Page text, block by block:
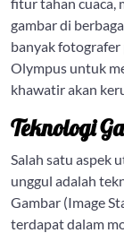
gambar di
banyak fotografer
Olympus untuk
khawatir akan
Teknologi
Salah satu aspek
unggul adalah
Gambar (Image
terdapat dalam